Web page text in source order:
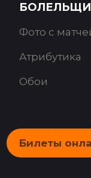
Фото с
Атрибутика
Обои
Билеты